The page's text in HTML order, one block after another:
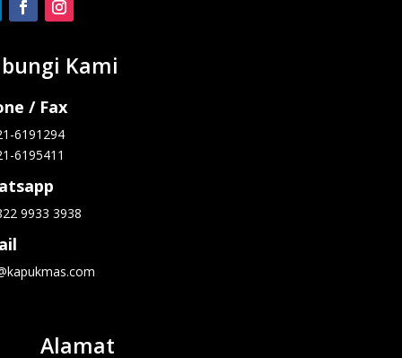
Kami
/ Fax
6191294
6195411
9933 3938
Alamat